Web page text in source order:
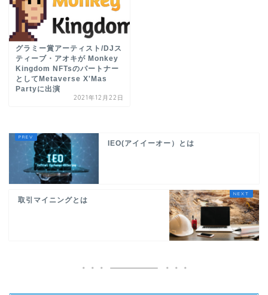
グラミー賞アーティスト/DJス
ティーブ・アオキが Monkey
Kingdom NFTsのパートナー
としてMetaverse X'Mas
Partyに出演
2021年12月22日
IEO(アイイーオー）とは
取引マイニングとは